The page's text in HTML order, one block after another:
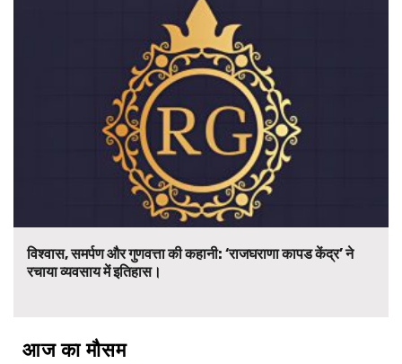
विश्वास, समर्पण और गुणवत्ता की कहानी: ‘राजघराणा कापड केंद्र’ ने
रचाया व्यवसाय में इतिहास।
आज का मौसम